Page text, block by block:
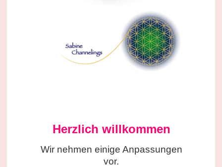
Herzlich willkommen
Wir nehmen einige Anpassungen
vor.